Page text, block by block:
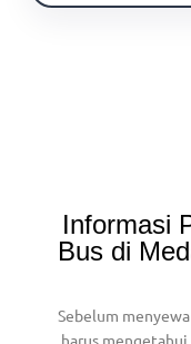
Informasi
Bus di
Sebelum
harus